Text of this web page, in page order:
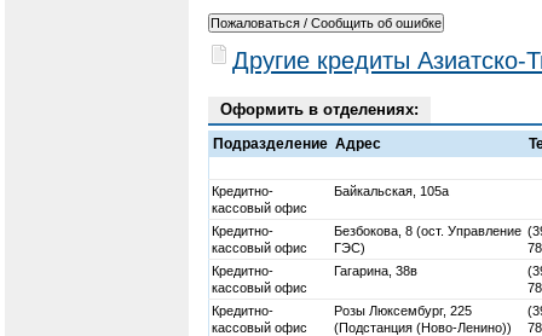
Другие кредиты Азиатско-
Оформить в отделениях:
Подразделение Адрес
Кредитно-
кассовый офис
Байкальская, 105а
Кредитно-
кассовый офис
Безбокова, 8 (ост. Управление
ГЭС)
Кредитно-
кассовый офис
Гагарина, 38в
Кредитно-
кассовый офис
Розы Люксембург, 225
(Подстанция (Ново-Ленино))